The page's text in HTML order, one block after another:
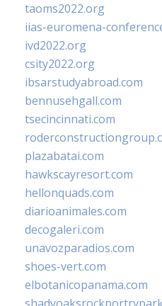
taoms2022.org
iias-euromena-
ivd2022.org
csity2022.org
ibsarstudyabroad.com
bennusehgall.com
tsecincinnati.com
plazabatai.com
hawkscayresort.com
hellonquads.com
diarioanimales.com
decogaleri.com
unavozparadios.com
shoes-vert.com
elbotanicopanama.com